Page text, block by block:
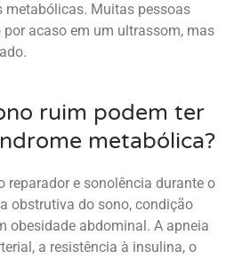
metabólicas. Muitas pessoas
acaso em um ultrassom, mas
ruim podem ter
metabólica?
reparador e sonolência durante o
obstrutiva do sono, condição
obesidade abdominal. A apneia
a resistência à insulina, o